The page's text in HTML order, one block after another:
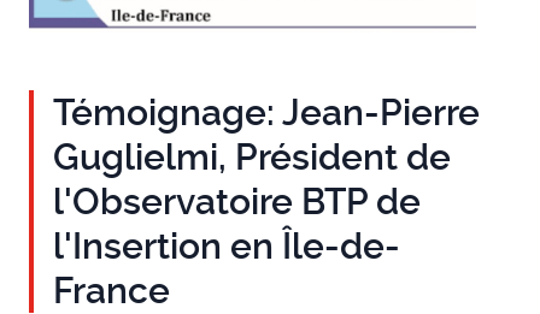
Témoignage: Jean-Pierre
Guglielmi, Président de
l'Observatoire BTP de
l'Insertion en Île-de-
France